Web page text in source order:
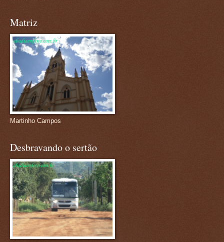
Matriz
Martinho Campos
Desbravando o sertão